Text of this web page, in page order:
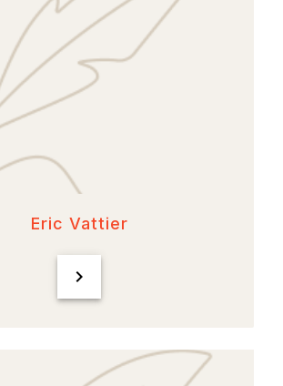
Eric Vattier
chevron_right